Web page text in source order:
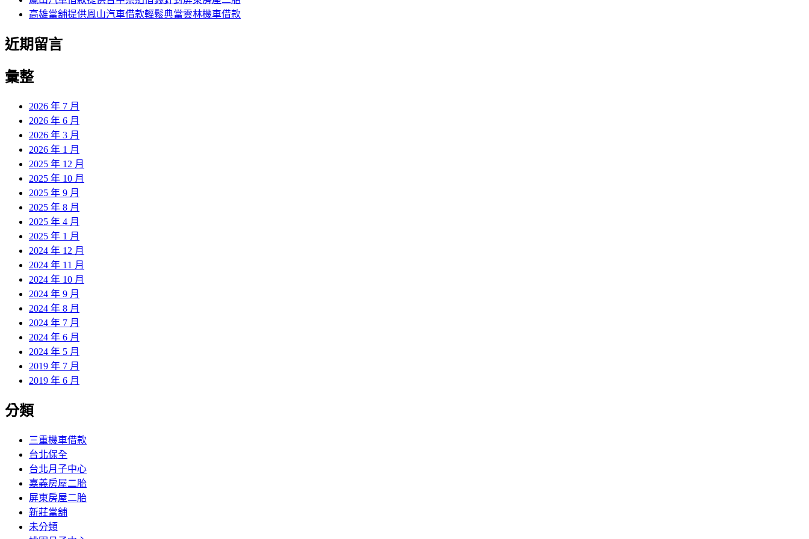
高雄當舖提供鳳山汽車借款輕鬆典當雲林機車借款
近期留言
彙整
2026 年 7 月
2026 年 6 月
2026 年 3 月
2026 年 1 月
2025 年 12 月
2025 年 10 月
2025 年 9 月
2025 年 8 月
2025 年 4 月
2025 年 1 月
2024 年 12 月
2024 年 11 月
2024 年 10 月
2024 年 9 月
2024 年 8 月
2024 年 7 月
2024 年 6 月
2024 年 5 月
2019 年 7 月
2019 年 6 月
分類
三重機車借款
台北保全
台北月子中心
嘉義房屋二胎
屏東房屋二胎
新莊當舖
未分類